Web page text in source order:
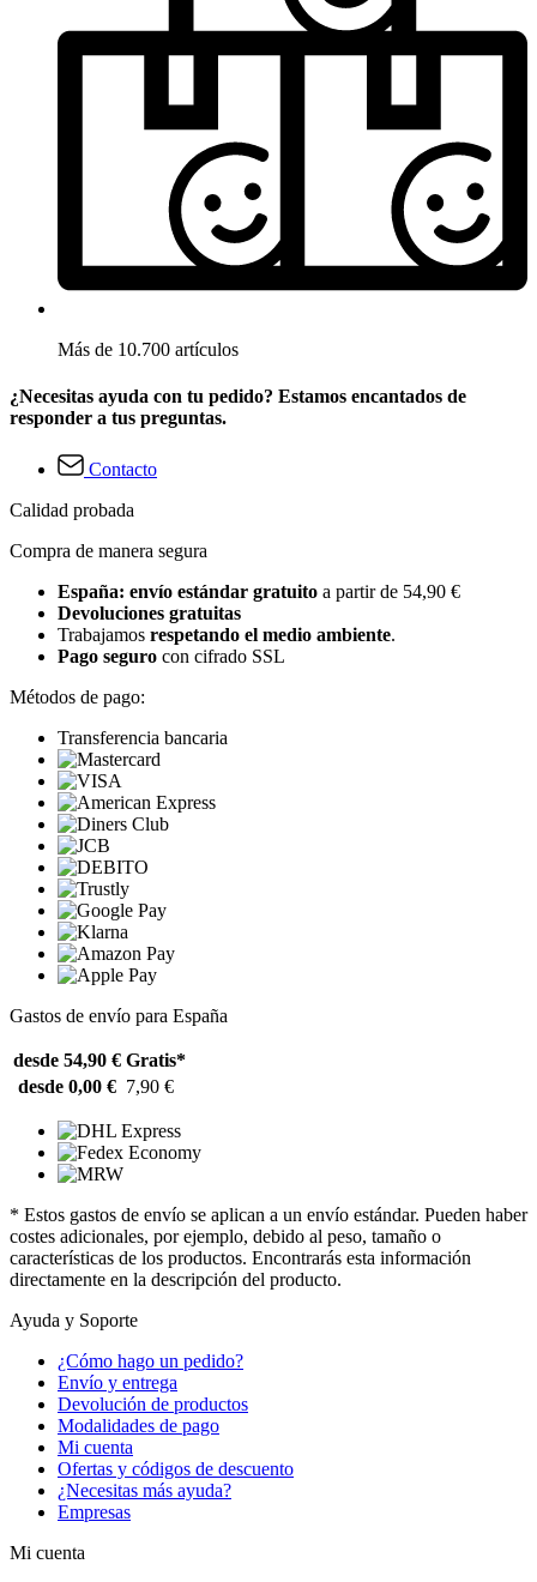
Más de 10.700 artículos
¿Necesitas ayuda con tu pedido? Estamos encantados de
responder a tus preguntas.
Contacto
Calidad probada
Compra de manera segura
España: envío estándar gratuito a partir de 54,90 €
Devoluciones gratuitas
Trabajamos respetando el medio ambiente.
Pago seguro con cifrado SSL
Métodos de pago:
Transferencia bancaria
Gastos de envío para España
desde 54,90 € Gratis*
desde 0,00 € 7,90 €
* Estos gastos de envío se aplican a un envío estándar. Pueden haber
costes adicionales, por ejemplo, debido al peso, tamaño o
características de los productos. Encontrarás esta información
directamente en la descripción del producto.
Ayuda y Soporte
¿Cómo hago un pedido?
Envío y entrega
Devolución de productos
Modalidades de pago
Mi cuenta
Ofertas y códigos de descuento
¿Necesitas más ayuda?
Empresas
Mi cuenta